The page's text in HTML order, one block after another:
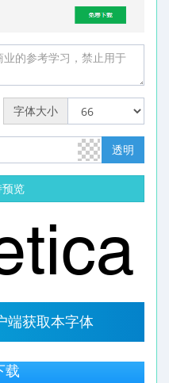
字体大小
透明
览
端获取本字体
载